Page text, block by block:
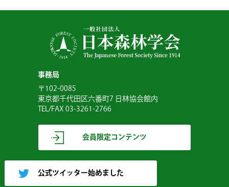
事務局
〒102-0085
東京都千代田区六番町7 日林協会館内
TEL/FAX 03-3261-2766
会員限定コンテンツ
公式ツイッター始めました